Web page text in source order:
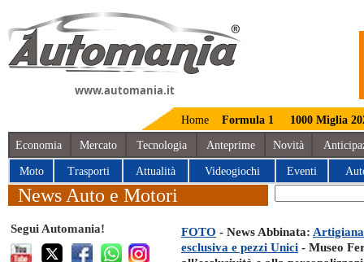
www.automania.it
Home Formula 1 1000 Miglia
Economia Mercato Tecnologia Anteprime Novità
Moto Trasporti Attualità Videogiochi Eventi
News Auto e Motori
Segui Automania! FOTO - News Abbinata:
esclusiva e pezzi Unici - Museo